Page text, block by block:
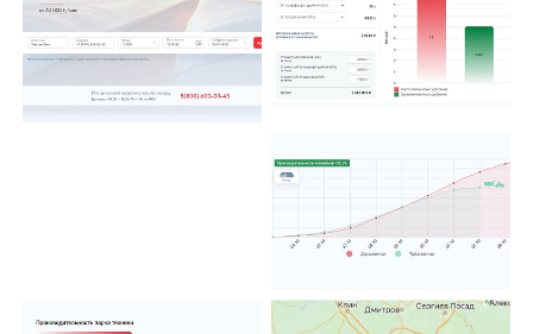
Расчеты для уборки